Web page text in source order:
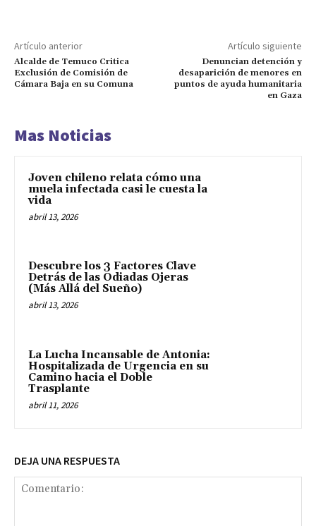
Artículo anterior
Alcalde de Temuco Critica
Exclusión de Comisión de
Cámara Baja en su Comuna
Artículo siguiente
Denuncian detención y
desaparición de menores en
puntos de ayuda humanitaria
en Gaza
Mas Noticias
Joven chileno relata cómo una
muela infectada casi le cuesta la
vida
abril 13, 2026
Descubre los 3 Factores Clave
Detrás de las Odiadas Ojeras
(Más Allá del Sueño)
abril 13, 2026
La Lucha Incansable de Antonia:
Hospitalizada de Urgencia en su
Camino hacia el Doble
Trasplante
abril 11, 2026
DEJA UNA RESPUESTA